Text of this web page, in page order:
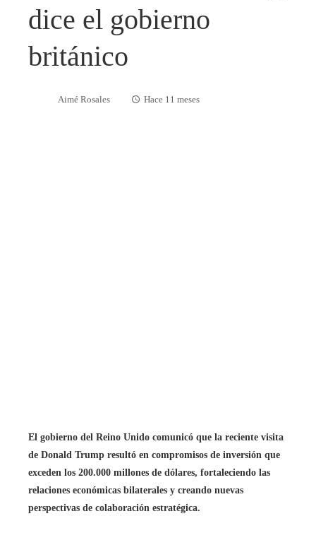
dice el gobierno
británico
Aimé Rosales Hace 11 meses
El gobierno del Reino Unido comunicó que la reciente visita
de Donald Trump resultó en compromisos de inversión que
exceden los 200.000 millones de dólares, fortaleciendo las
relaciones económicas bilaterales y creando nuevas
perspectivas de colaboración estratégica.